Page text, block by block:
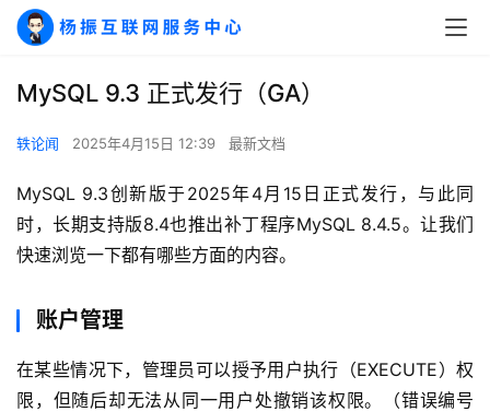
MySQL 9.3 正式发行（GA）
轶论闻 2025年4月15日 12:39 最新文档
MySQL 9.3创新版于2025年4月15日正式发行，与此同
时，长期支持版8.4也推出补丁程序MySQL 8.4.5。让我们
快速浏览一下都有哪些方面的内容。
账户管理
在某些情况下，管理员可以授予用户执行（EXECUTE）权
限，但随后却无法从同一用户处撤销该权限。（错误编号